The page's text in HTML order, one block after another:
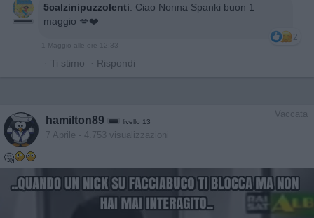
5calzinipuzzolenti: Ciao Nonna Spanki buon 1
maggio 💋❤️
2
· Ti stimo · Rispondi
Vaccata
hamilton89 livello 13
7 Aprile - 4.753 visualizzazioni
🤔